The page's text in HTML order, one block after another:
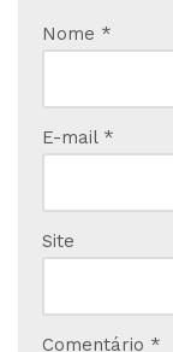
Nome *
E-mail *
Site
Comentário *